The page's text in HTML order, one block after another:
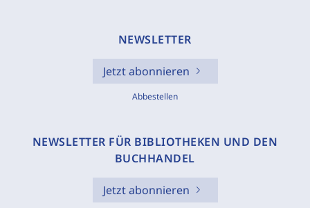
NEWSLETTER
Jetzt abonnieren
Abbestellen
NEWSLETTER FÜR BIBLIOTHEKEN UND DEN
BUCHHANDEL
Jetzt abonnieren